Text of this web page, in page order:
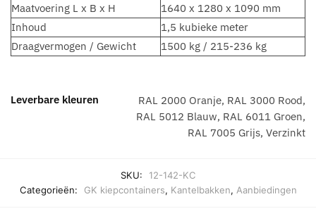
Maatvoering L x B x H
1640 x 1280 x 1090 mm
Inhoud
1,5 kubieke meter
Draagvermogen / Gewicht
1500 kg / 215-236 kg
Leverbare kleuren
RAL 2000 Oranje, RAL 3000 Rood,
RAL 5012 Blauw, RAL 6011 Groen,
RAL 7005 Grijs, Verzinkt
SKU:
12-142-KC
Categorieën:
GK kiepcontainers, Kantelbakken, Aanbiedingen